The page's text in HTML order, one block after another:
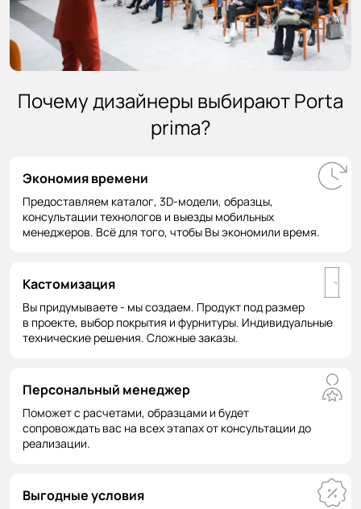
Почему дизайнеры выбирают Porta
prima?
Экономия времени
Предоставляем каталог, 3D-модели, образцы,
консультации технологов и выезды мобильных
менеджеров. Всё для того, чтобы Вы экономили время.
Кастомизация
Вы придумываете - мы создаем. Продукт под размер
в проекте, выбор покрытия и фурнитуры. Индивидуальные
технические решения. Сложные заказы.
Персональный менеджер
Поможет с расчетами, образцами и будет
сопровождать вас на всех этапах от консультации до
реализации.
Выгодные условия